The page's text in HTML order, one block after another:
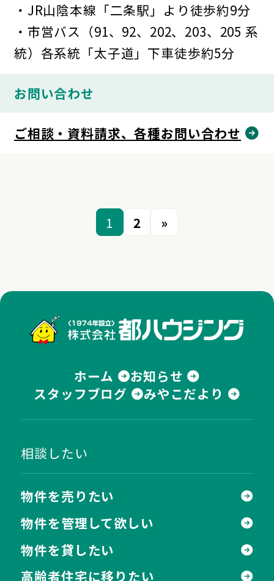
・JR山陰本線「二条駅」より徒歩約9分
・市営バス（91、92、202、203、205 系
統）各系統「太子道」下車徒歩約5分
お問い合わせ
ご相談・資料請求、各種お問い合わせ
1 2 »
ホーム
お知らせ
スタッフブログ
みやこだより
相談したい
物件を売りたい
物件を管理して欲しい
物件を貸したい
高齢者住宅に移りたい